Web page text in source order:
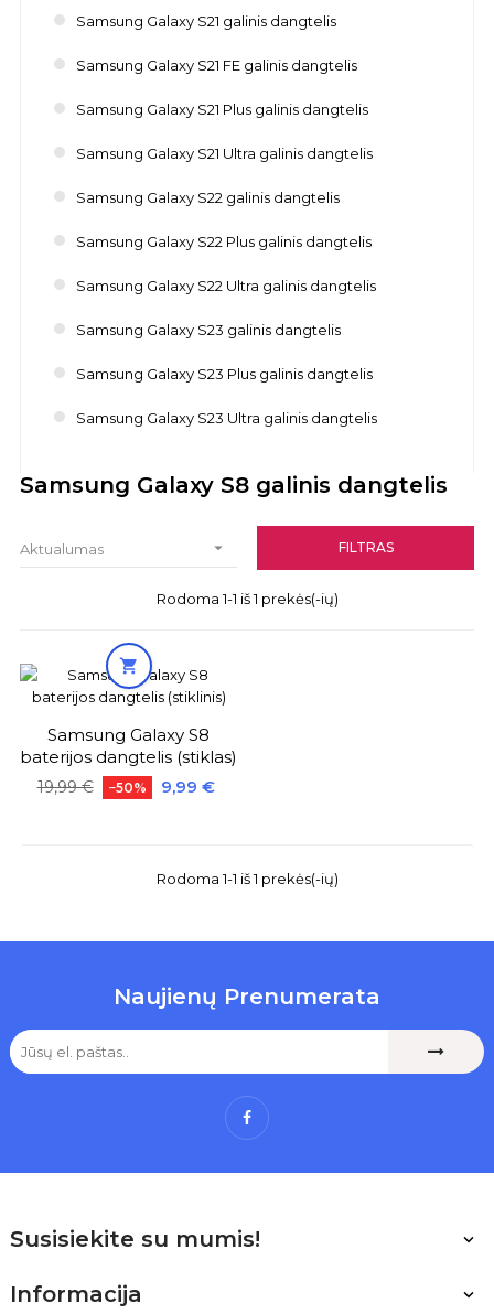
Samsung Galaxy S21 galinis dangtelis
Samsung Galaxy S21 FE galinis dangtelis
Samsung Galaxy S21 Plus galinis dangtelis
Samsung Galaxy S21 Ultra galinis dangtelis
Samsung Galaxy S22 galinis dangtelis
Samsung Galaxy S22 Plus galinis dangtelis
Samsung Galaxy S22 Ultra galinis dangtelis
Samsung Galaxy S23 galinis dangtelis
Samsung Galaxy S23 Plus galinis dangtelis
Samsung Galaxy S23 Ultra galinis dangtelis
Samsung Galaxy S8 galinis dangtelis
Aktualumas  FILTRAS
Rodoma 1-1 iš 1 prekės(-ių)

Samsung Galaxy S8
baterijos dangtelis (stiklas)
Bazinė
19,99 € −50% Kaina
9,99 €
Rodoma 1-1 iš 1 prekės(-ių)
Naujienų Prenumerata
Facebook
Susisiekite su mumis! 
Informacija 